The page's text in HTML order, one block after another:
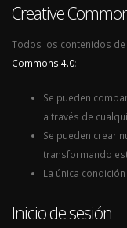
Creative
Todos los contenidos de
Commons 4.0:
Se pueden
a través de
Se pueden crear
transformando
La única
Inicio de sesión